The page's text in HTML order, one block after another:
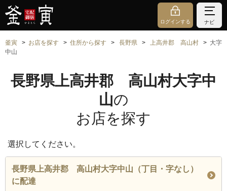
ログインする ナビ
釜寅 お店を探す 住所から探す 長野県 上高井郡 高山村
大字
中山
長野県上高井郡 高山村大字中
山の
お店を探す
選択してください。
長野県上高井郡 高山村大字中山（丁目・字なし）
に配達